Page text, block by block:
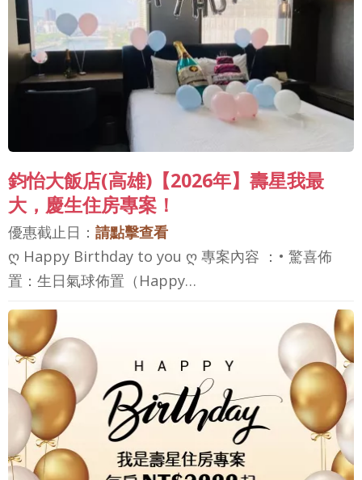
鈞怡大飯店(高雄)【2026年】壽星我最
大，慶生住房專案！
優惠截止日： 請點擊查看
ღ Happy Birthday to you ღ 專案內容 ：• 驚喜佈
置：生日氣球佈置（Happy…